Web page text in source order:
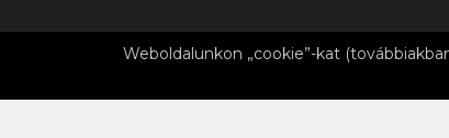
Weboldalunkon „cookie”-kat